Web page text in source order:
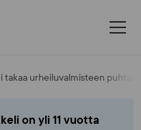
takaa urheiluvalmisteen
on yli 11 vuotta